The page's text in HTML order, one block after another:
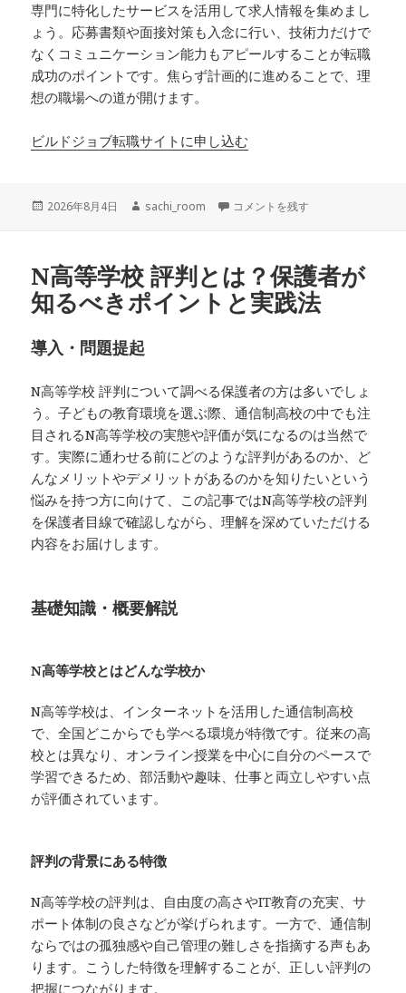
専門に特化したサービスを活用して求人情報を集めまし
ょう。応募書類や面接対策も入念に行い、技術力だけで
なくコミュニケーション能力もアピールすることが転職
成功のポイントです。焦らず計画的に進めることで、理
想の職場への道が開けます。
ビルドジョブ転職サイトに申し込む
投
2026年8月4日
作
sachi_room ビルドジョブ転職で成功するため
コメントを残す
N高等学校 評判とは？保護者が
知るべきポイントと実践法
導入・問題提起
N高等学校 評判について調べる保護者の方は多いでしょ
う。子どもの教育環境を選ぶ際、通信制高校の中でも注
目されるN高等学校の実態や評価が気になるのは当然で
す。実際に通わせる前にどのような評判があるのか、ど
んなメリットやデメリットがあるのかを知りたいという
悩みを持つ方に向けて、この記事ではN高等学校の評判
を保護者目線で確認しながら、理解を深めていただける
内容をお届けします。
基礎知識・概要解説
N高等学校とはどんな学校か
N高等学校は、インターネットを活用した通信制高校
で、全国どこからでも学べる環境が特徴です。従来の高
校とは異なり、オンライン授業を中心に自分のペースで
学習できるため、部活動や趣味、仕事と両立しやすい点
が評価されています。
評判の背景にある特徴
N高等学校の評判は、自由度の高さやIT教育の充実、サ
ポート体制の良さなどが挙げられます。一方で、通信制
ならではの孤独感や自己管理の難しさを指摘する声もあ
ります。こうした特徴を理解することが、正しい評判の
把握につながります。